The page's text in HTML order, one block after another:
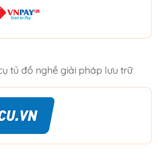
tủ đồ nghề giải pháp lưu trữ